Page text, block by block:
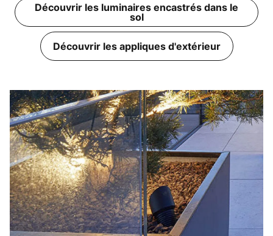
Découvrir les luminaires encastrés dans le
sol
Découvrir les appliques d'extérieur